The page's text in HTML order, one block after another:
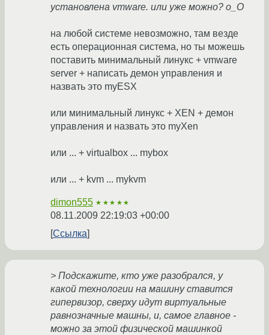
установлена vmware. или уже можно? о_О
на любой системе невозможно, там везде
есть операционная система, но ты можешь
поставить минимальный линукс + vmware
server + написать демон управления и
назвать это myESX
или минимальный линукс + XEN + демон
управления и назвать это myXen
или ... + virtualbox ... mybox
или ... + kvm ... mykvm
dimon555 ★★★★★
08.11.2009 22:19:03 +00:00
Ссылка
> Подскажите, кто уже разобрался, у
какой технологии на машину ставится
гипервизор, сверху идут виртуальные
равнозначные машны, и, самое главное -
можно за этой физической машинкой